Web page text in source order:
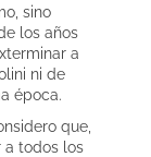
sino
los años
a
ni de
época.
que,
a todos los